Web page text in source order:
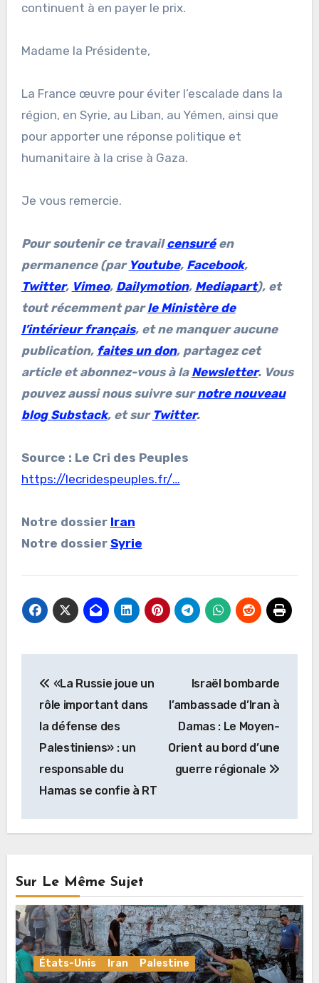
continuent à en payer le prix.
Madame la Présidente,
La France œuvre pour éviter l’escalade dans la
région, en Syrie, au Liban, au Yémen, ainsi que
pour apporter une réponse politique et
humanitaire à la crise à Gaza.
Je vous remercie.
Pour soutenir ce travailcensuréen
permanence (par Youtube, Facebook,
Twitter, Vimeo, Dailymotion, Mediapart), et
tout récemment parle Ministère de
l’intérieur français, et ne manquer aucune
publication, faites un don, partagez cet
article et abonnez-vous à la Newsletter. Vous
pouvez aussi nous suivre surnotre nouveau
blog Substack, et sur Twitter.
Source : Le Cri des Peuples
https://lecridespeuples.fr/…
Notre dossier Iran
Notre dossier Syrie
de
l’article
«La Russie joue un
rôle important dans
la défense des
Palestiniens» : un
responsable du
Hamas se confie à RT
Israël bombarde
l’ambassade d’Iran à
Damas : Le Moyen-
Orient au bord d’une
guerre régionale
Sur Le Même Sujet
États-Unis Iran Palestine